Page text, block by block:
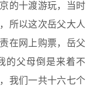
的十渡游玩，当时
所以这次岳父大人
在网上购票，岳父
的父母倒是来着不
我们一共十六七个